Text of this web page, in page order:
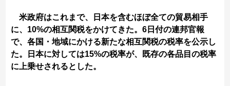
米政府はこれまで、日本を含むほぼ全ての貿易相手
に、10%の相互関税をかけてきた。6日付の連邦官報
で、各国・地域にかける新たな相互関税の税率を公示し
た。日本に対しては15%の税率が、既存の各品目の税率
に上乗せされるとした。